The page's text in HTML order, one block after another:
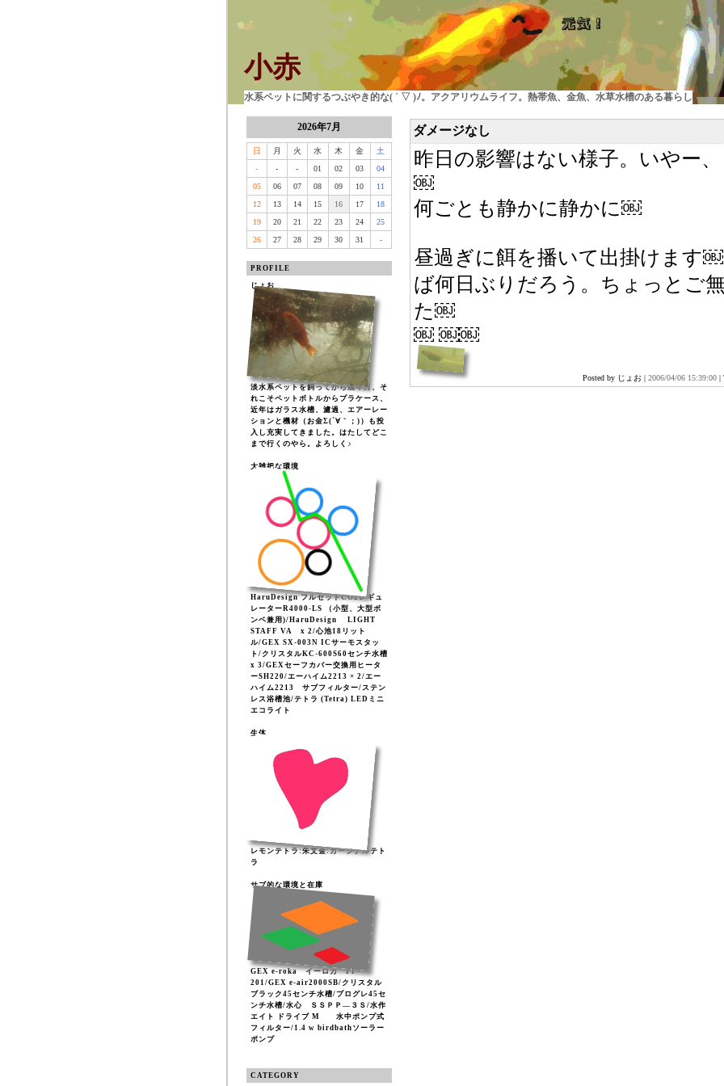
小赤
水系ペットに関するつぶやき的な( ´ ▽ )ﾉ。アクアリウムライフ。熱帯魚、金魚、水草水槽のある暮らし
2026年7月
日 月 火 水 木 金
土
-
- - 01 02 03
04
05
06 07 08 09 10
11
12
13 14 15 16 17
18
19
20 21 22 23 24
25
26
27 28 29 30 31 -
PROFILE
じょお
淡水系ペットを飼ってから幾年月、そ
れこそペットボトルからプラケース、
近年はガラス水槽、濾過、エアーレー
ションと機材（お金Σ(´∀｀；)）も投
入し充実してきました。はたしてどこ
まで行くのやら。よろしく♪
大雑把な環境
HaruDesign フルセットCO2レギュ
レーターR4000-LS （小型、大型ボ
ンベ兼用)/HaruDesign LIGHT
STAFF VA x 2/心池18リット
ル/GEX SX-003N ICサーモスタッ
ト/クリスタルKC-600S60センチ水槽
x 3/GEXセーフカバー交換用ヒータ
ーSH220/エーハイム2213 × 2/エー
ハイム2213 サブフィルター/ステン
レス浴槽池/テトラ (Tetra) LEDミニ
エコライト
生体
レモンテトラ:朱文金:カージナルテト
ラ
サブ的な環境と在庫
GEX e-roka イーロカ PF-
201/GEX e-air2000SB/クリスタル
ブラック45センチ水槽/プログレ45セ
ンチ水槽/水心 ＳＳＰＰ―３Ｓ/水作
エイト ドライブ M 水中ポンプ式
フィルター/1.4 w birdbathソーラー
ポンプ
CATEGORY
ダメージなし
昨日の影響はない様子。いやー
￼
何ごとも静かに静かに￼
昼過ぎに餌を播いて出掛けます￼
ば何日ぶりだろう。ちょっとご
た￼
￼ ￼￼
Posted by じょお | 2006/04/06 15:39:00 |